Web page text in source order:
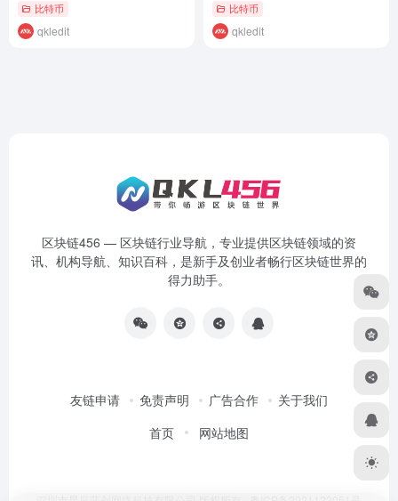
比特币
qkledit
比特币
qkledit
区块链456 — 区块链行业导航，专业提供区块链领域的资
讯、机构导航、知识百科，是新手及创业者畅行区块链世界的
得力助手。
友链申请 免责声明 广告合作
关于我们
首页
网站地图